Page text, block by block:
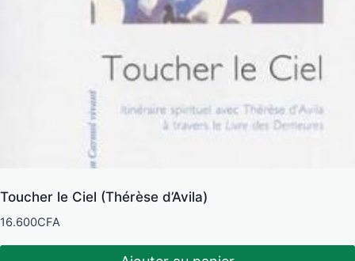
Toucher le Ciel (Thérèse d’Avila)
16.600CFA